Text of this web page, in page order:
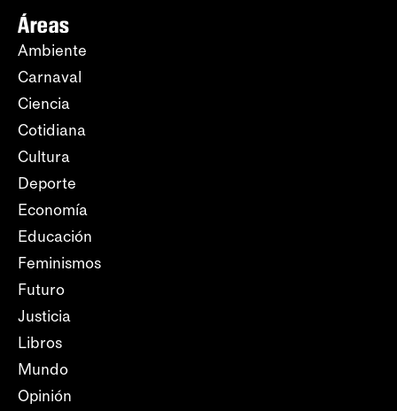
Áreas
Ambiente
Carnaval
Ciencia
Cotidiana
Cultura
Deporte
Economía
Educación
Feminismos
Futuro
Justicia
Libros
Mundo
Opinión